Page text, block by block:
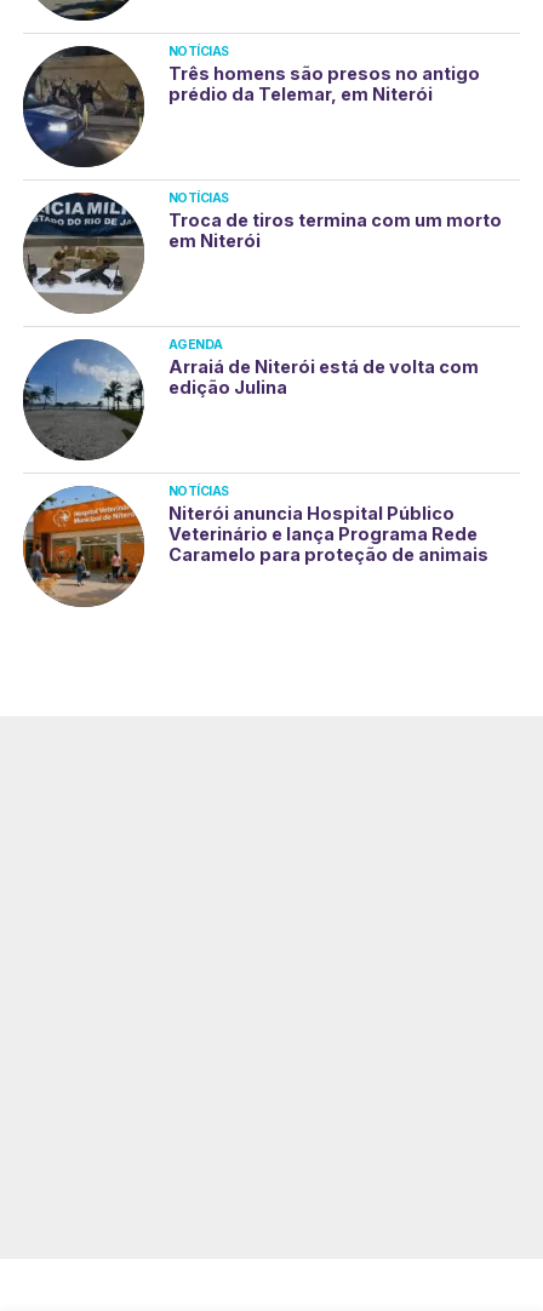
NOTÍCIAS
Três homens são presos no antigo
prédio da Telemar, em Niterói
NOTÍCIAS
Troca de tiros termina com um morto
em Niterói
AGENDA
Arraiá de Niterói está de volta com
edição Julina
NOTÍCIAS
Niterói anuncia Hospital Público
Veterinário e lança Programa Rede
Caramelo para proteção de animais